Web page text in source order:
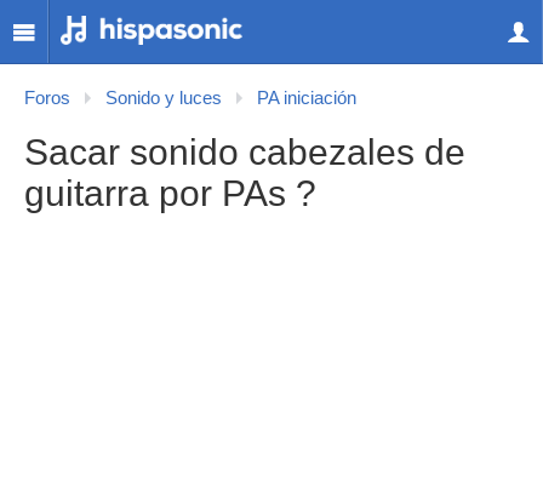
Foros Sonido y luces PA iniciación
Sacar sonido cabezales de
guitarra por PAs ?